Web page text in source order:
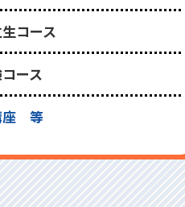
コース
ース
座 等